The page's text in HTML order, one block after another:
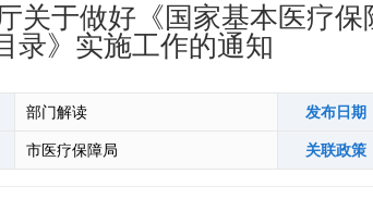
关于做好《国家基本医疗
录》实施工作的通知
部门解读 发布日期
市医疗保障局 关联政策